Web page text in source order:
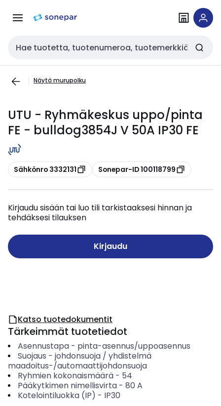
navigointiinsisältöön
Haku
Näytä murupolku
UTU - Ryhmäkeskus uppo/pinta
FE - bulldog3854J V 50A IP30 FE
Kopioi
Sähkönro 3332131 Kopioi
Sonepar-ID 100118799
Kirjaudu sisään tai luo tili tarkistaaksesi hinnan ja
tehdäksesi tilauksen
Kirjaudu
Katso tuotedokumentit
Tärkeimmät tuotetiedot
Asennustapa- pinta-asennus/uppoasennus
Suojaus - johdonsuoja / yhdistelmä
maadoitus-/automaattijohdonsuoja
Ryhmien kokonaismäärä- 54
Pääkytkimen nimellisvirta- 80 A
Kotelointiluokka (IP) - IP30